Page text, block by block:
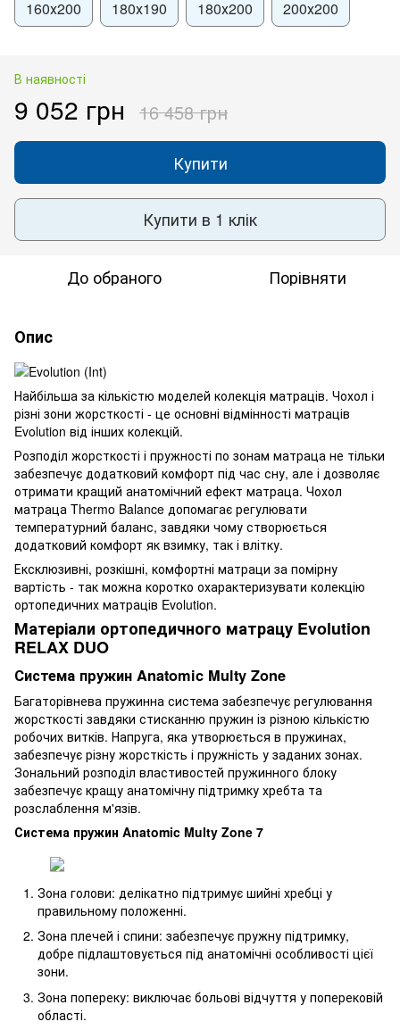
160х200 180х190 180х200 200х200
В наявності
9 052 грн 16 458 грн
Купити
Купити в 1 клік
До обраного Порівняти
Опис
Найбільша за кількістю моделей колекція матраців. Чохол і
різні зони жорсткості - це основні відмінності матраців
Evolution від інших колекцій.
Розподіл жорсткості і пружності по зонам матраца не тільки
забезпечує додатковий комфорт під час сну, але і дозволяє
отримати кращий анатомічний ефект матраца. Чохол
матраца Thermo Balance допомагає регулювати
температурний баланс, завдяки чому створюється
додатковий комфорт як взимку, так і влітку.
Ексклюзивні, розкішні, комфортні матраци за помірну
вартість - так можна коротко охарактеризувати колекцію
ортопедичних матраців Evolution.
Матеріали ортопедичного матрацу Evolution
RELAX DUO
Система пружин Anatomic Multy Zone
Багаторівнева пружинна система забезпечує регулювання
жорсткості завдяки стисканню пружин із різною кількістю
робочих витків. Напруга, яка утворюється в пружинах,
забезпечує різну жорсткість і пружність у заданих зонах.
Зональний розподіл властивостей пружинного блоку
забезпечує кращу анатомічну підтримку хребта та
розслаблення м'язів.
Система пружин Anatomic Multy Zone 7
Зона голови: делікатно підтримує шийні хребці у
правильному положенні.
Зона плечей і спини: забезпечує пружну підтримку,
добре підлаштовується під анатомічні особливості цієї
зони.
Зона попереку: виключає больові відчуття у поперековій
області.